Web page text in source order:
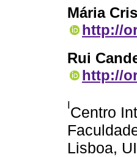
Mária
http://
Rui
http://
ICentro
Lisboa,